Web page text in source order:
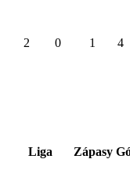
2 0 1 4
Liga Zápasy